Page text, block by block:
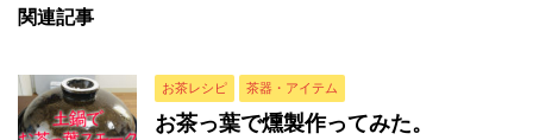
関連記事
お茶レシピ 茶器・アイテム
お茶っ葉で燻製作ってみた。